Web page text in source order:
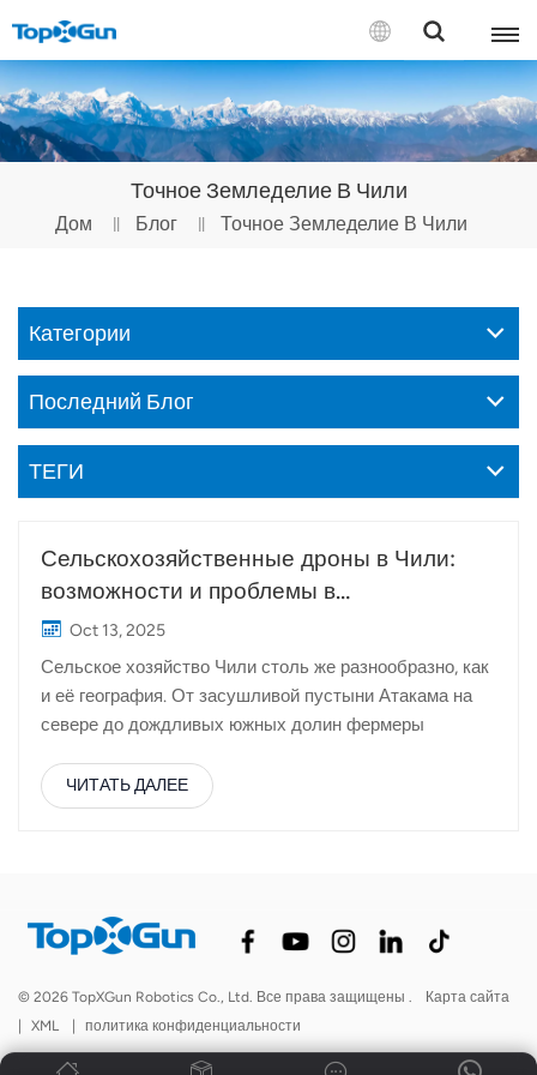
СВЯЗАТЬСЯ С НАМИ
English
Español
Português(Portugal)
Português(Brasil)
Точное Земледелие В Чили
Дом Блог Точное Земледелие В Чили
Категории
Последний Блог
ТЕГИ
Сельскохозяйственные дроны в Чили:
возможности и проблемы в
разнообразном ландшафте
Oct 13, 2025
Сельское хозяйство Чили столь же разнообразно, как
и её география. От засушливой пустыни Атакама на
севере до дождливых южных долин фермеры
вишню. Благодаря этому разнообразию Чили
является одним из самых динамичных
регионах. В последние годы, сельскохозяйственные
дроны стали полезным инструментом для чилийских
возделывания сельскохозяйственных культур и
снизить производственные затраты. Из-за вытянутой
и узкой формы страны фермы часто расположены в
ЧИТАТЬ ДАЛЕЕ
© 2026 TopXGun Robotics Co., Ltd. Все права защищены .
Карта сайта
|
XML | политика конфиденциальности